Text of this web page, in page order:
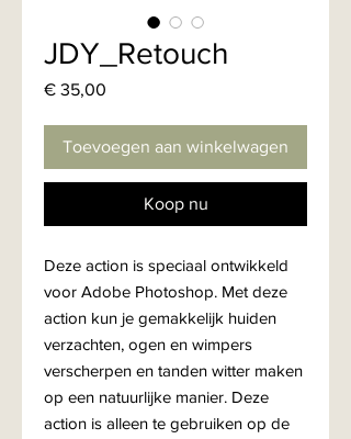
JDY_Retouch
€ 35,00
Toevoegen aan winkelwagen
Koop nu
Deze action is speciaal ontwikkeld
voor Adobe Photoshop. Met deze
action kun je gemakkelijk huiden
verzachten, ogen en wimpers
verscherpen en tanden witter maken
op een natuurlijke manier. Deze
action is alleen te gebruiken op de